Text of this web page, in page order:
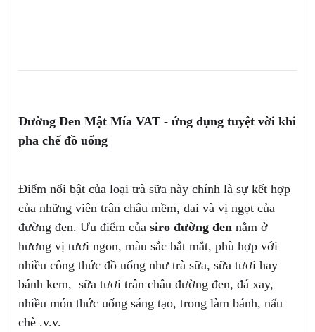
Đường Đen Mật Mía VAT - ứng dụng tuyệt vời khi
pha chế đồ uống
Điểm nổi bật của loại trà sữa này chính là sự kết hợp
của những viên trân châu mềm, dai và vị ngọt của
đường đen. Ưu điểm của siro đường đen nằm ở
hương vị tươi ngon, màu sắc bắt mắt, phù hợp với
nhiều công thức đồ uống như trà sữa, sữa tươi hay
bánh kem, sữa tươi trân châu đường đen, đá xay,
nhiều món thức uống sáng tạo, trong làm bánh, nấu
chè .v.v.